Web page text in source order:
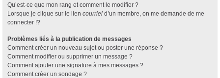
Qu’est-ce que mon rang et comment le modifier ?
Lorsque je clique sur le lien courriel d’un membre, on me demande de me
connecter !?
Problèmes liés à la publication de messages
Comment créer un nouveau sujet ou poster une réponse ?
Comment modifier ou supprimer un message ?
Comment ajouter une signature à mes messages ?
Comment créer un sondage ?